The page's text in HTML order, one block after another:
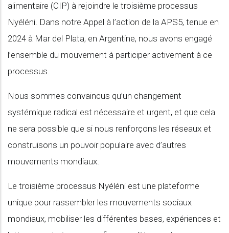
alimentaire (CIP) à rejoindre le troisième processus
Nyéléni. Dans notre Appel à l’action de la APS5, tenue en
2024 à Mar del Plata, en Argentine, nous avons engagé
l’ensemble du mouvement à participer activement à ce
processus.
Nous sommes convaincus qu’un changement
systémique radical est nécessaire et urgent, et que cela
ne sera possible que si nous renforçons les réseaux et
construisons un pouvoir populaire avec d’autres
mouvements mondiaux.
Le troisième processus Nyéléni est une plateforme
unique pour rassembler les mouvements sociaux
mondiaux, mobiliser les différentes bases, expériences et